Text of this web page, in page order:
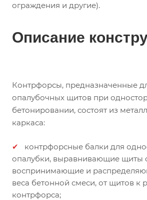
ограждения и другие).
Описание
Контрфорсы, предназначенные
опалубочных щитов при
бетонировании, состоят из
каркаса:
контрфорсные балки для
опалубки, выравнивающие щиты
воспринимающие и
веса бетонной смеси, от щитов к
контрфорса;